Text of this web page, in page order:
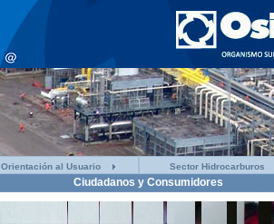
Orientación al Usuario Sector Hidrocarburos
Ciudadanos y Consumidores